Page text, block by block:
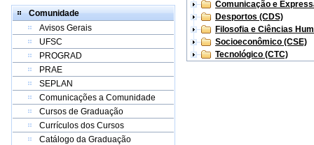
Comunidade
Avisos Gerais
UFSC
PROGRAD
PRAE
SEPLAN
Comunicações a Comunidade
Cursos de Graduação
Currículos dos Cursos
Catálogo da Graduação
Comunicação e
Desportos (CDS)
Filosofia e Ciências
Socioeconômico (CSE)
Tecnológico (CTC)